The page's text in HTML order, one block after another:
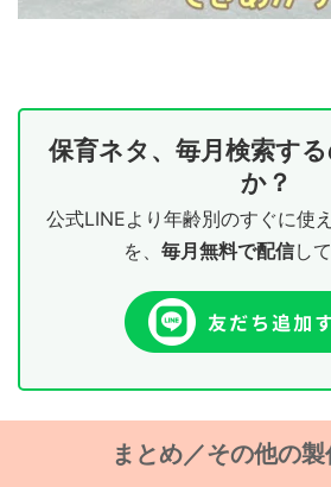
保育ネタ、毎月検索す
か？
公式LINEより年齢別のすぐに使
を、 毎月無料で配信し
まとめ／その他の